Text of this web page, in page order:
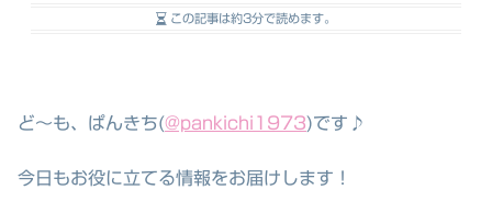
この記事は約3分で読めます。
ど～も、ぱんきち(@pankichi1973)です♪
今日もお役に立てる情報をお届けします！